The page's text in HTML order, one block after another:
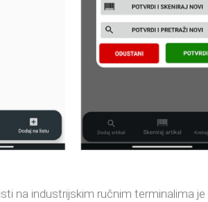
na industrijskim ručnim terminalima je